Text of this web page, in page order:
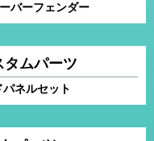
バーフェンダー
ムパーツ
ネルセット